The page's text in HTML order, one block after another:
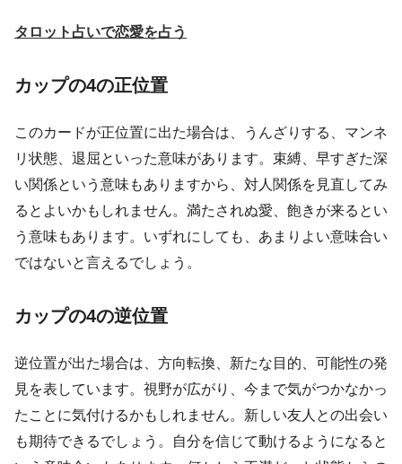
タロット占いで恋愛を占う
カップの4の正位置
このカードが正位置に出た場合は、うんざりする、マンネ
リ状態、退屈といった意味があります。束縛、早すぎた深
い関係という意味もありますから、対人関係を見直してみ
るとよいかもしれません。満たされぬ愛、飽きが来るとい
う意味もあります。いずれにしても、あまりよい意味合い
ではないと言えるでしょう。
カップの4の逆位置
逆位置が出た場合は、方向転換、新たな目的、可能性の発
見を表しています。視野が広がり、今まで気がつかなかっ
たことに気付けるかもしれません。新しい友人との出会い
も期待できるでしょう。自分を信じて動けるようになると